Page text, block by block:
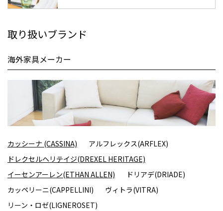
取り扱いブランド
海外家具メーカー
カッシーナ (CASSINA)
アルフレックス(ARFLEX)
ドレクセルヘリテイジ(DREXEL HERITAGE)
イーセンアーレン(ETHAN ALLEN)
ドリアデ(DRIADE)
カッペリーニ(CAPPELLINI)
ヴィトラ(VITRA)
リーン・ロゼ(LIGNEROSET)